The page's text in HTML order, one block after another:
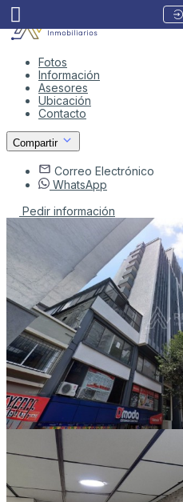
Fotos
Información
Asesores
Ubicación
Contacto
Compartir
Correo Electrónico
WhatsApp
Pedir información